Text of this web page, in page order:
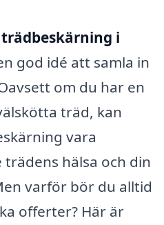
trädbeskärning i
god idé att samla in
om du har en
träd, kan
vara
hälsa och din
varför bör du alltid
offerter? Här är